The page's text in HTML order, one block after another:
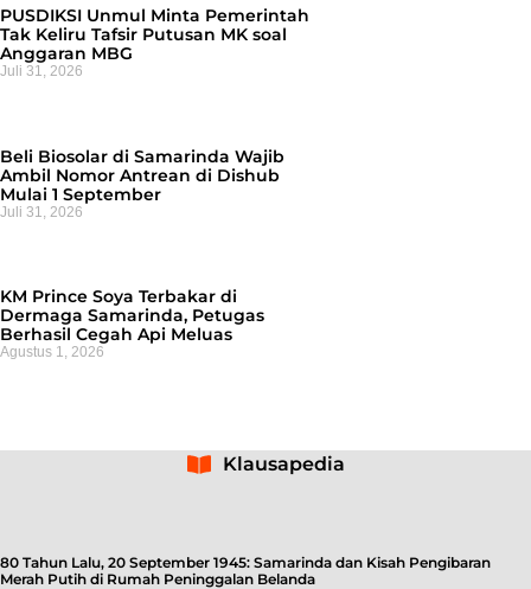
PUSDIKSI Unmul Minta Pemerintah
Tak Keliru Tafsir Putusan MK soal
Anggaran MBG
Juli 31, 2026
Beli Biosolar di Samarinda Wajib
Ambil Nomor Antrean di Dishub
Mulai 1 September
Juli 31, 2026
KM Prince Soya Terbakar di
Dermaga Samarinda, Petugas
Berhasil Cegah Api Meluas
Agustus 1, 2026
Klausapedia
80 Tahun Lalu, 20 September 1945: Samarinda dan Kisah Pengibaran
Merah Putih di Rumah Peninggalan Belanda